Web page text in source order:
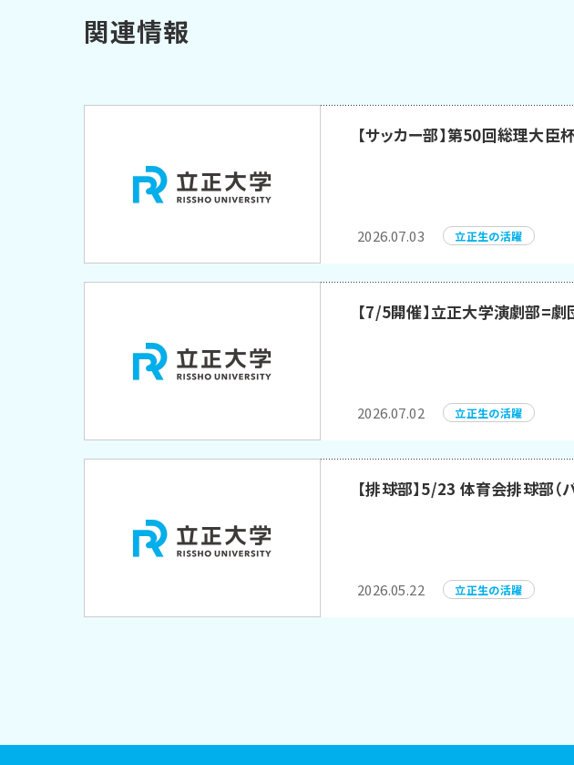
関連情報
【サッカー部】第50回総理大
2026.07.03 立正生の活躍
【7/5開催】立正大学演劇部=劇
2026.07.02 立正生の活躍
【排球部】5/23 体育会排球部
2026.05.22 立正生の活躍